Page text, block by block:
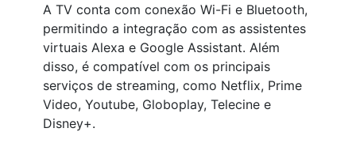
A TV conta com conexão Wi-Fi e Bluetooth,
permitindo a integração com as assistentes
virtuais Alexa e Google Assistant. Além
disso, é compatível com os principais
serviços de streaming, como Netflix, Prime
Video, Youtube, Globoplay, Telecine e
Disney+.